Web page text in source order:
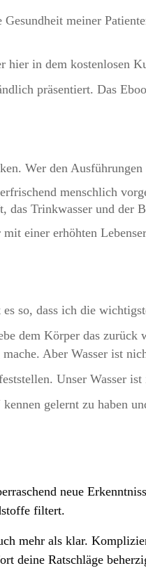
meiner
in dem kostenlosen
präsentiert. Das
Wer den
menschlich
Trinkwasser und der
einer erhöhten
so, dass ich die
dem Körper das
Aber Wasser ist
Unser Wasser
gelernt zu haben
neue
filtert.
mehr als klar.
deine Ratschläge